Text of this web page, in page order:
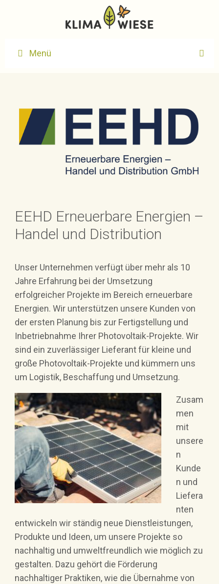
Menü
EEHD Erneuerbare Energien –
Handel und Distribution
Unser Unternehmen verfügt über mehr als 10
Jahre Erfahrung bei der Umsetzung
erfolgreicher Projekte im Bereich erneuerbare
Energien. Wir unterstützen unsere Kunden von
der ersten Planung bis zur Fertigstellung und
Inbetriebnahme Ihrer Photovoltaik-Projekte. Wir
sind ein zuverlässiger Lieferant für kleine und
große Photovoltaik-Projekte und kümmern uns
um Logistik, Beschaffung und Umsetzung.
Zusam
men
mit
unsere
n
Kunde
n und
Liefera
nten
entwickeln wir ständig neue Dienstleistungen,
Produkte und Ideen, um unsere Projekte so
nachhaltig und umweltfreundlich wie möglich zu
gestalten. Dazu gehört die Förderung
nachhaltiger Praktiken, wie die Übernahme von